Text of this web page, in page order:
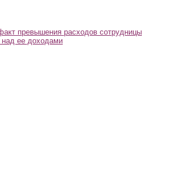
превышения расходов сотрудницы
над ее доходами